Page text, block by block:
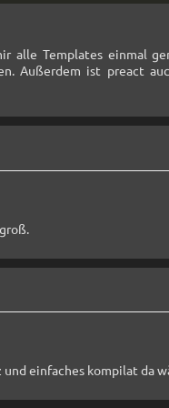
alle Templates einmal
Außerdem ist preact
einfaches kompilat da